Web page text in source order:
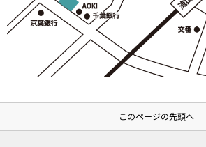
このページの先頭へ